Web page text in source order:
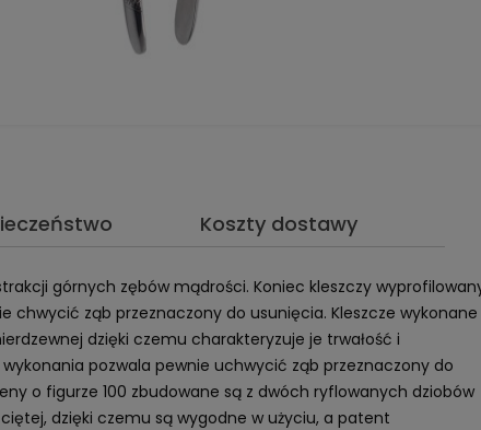
Koszty dostawy
górnych zębów mądrości. Koniec kleszczy
chwycić ząb przeznaczony do usunięcia. Kleszcze wykonane
dzięki czemu charakteryzuje je trwałość i
pozwala pewnie uchwycić ząb przeznaczony do
o figurze 100 zbudowane są z dwóch ryflowanych dziobów
dzięki czemu są wygodne w użyciu, a patent